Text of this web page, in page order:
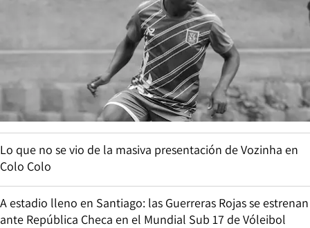
Lo que no se vio de la masiva presentación de Vozinha en
Colo Colo
A estadio lleno en Santiago: las Guerreras Rojas se estrenan
ante República Checa en el Mundial Sub 17 de Vóleibol